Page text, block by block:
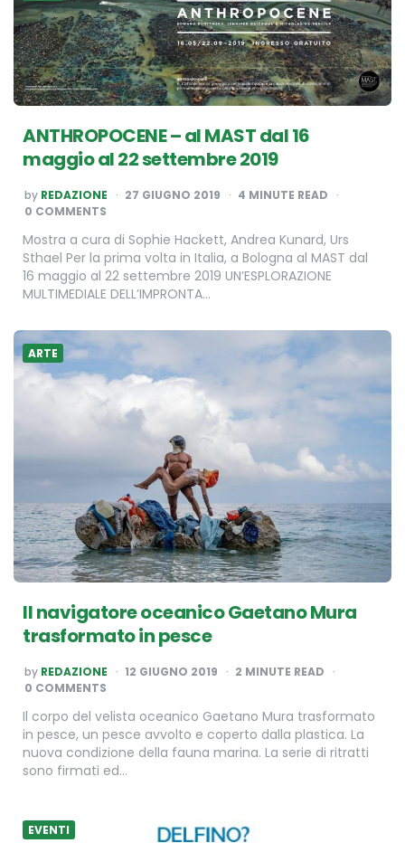
ANTHROPOCENE – al MAST dal 16
maggio al 22 settembre 2019
POSTED
BY
by REDAZIONE 27 GIUGNO 2019 4 MINUTE READ
0 COMMENTS
Mostra a cura di Sophie Hackett, Andrea Kunard, Urs
Sthael Per la prima volta in Italia, a Bologna al MAST dal
16 maggio al 22 settembre 2019 UN’ESPLORAZIONE
MULTIMEDIALE DELL’IMPRONTA…
ARTE
Il navigatore oceanico Gaetano Mura
trasformato in pesce
POSTED
BY
by REDAZIONE 12 GIUGNO 2019 2 MINUTE READ
0 COMMENTS
Il corpo del velista oceanico Gaetano Mura trasformato
in pesce, un pesce avvolto e coperto dalla plastica. La
nuova condizione della fauna marina. La serie di ritratti
sono firmati ed…
EVENTI